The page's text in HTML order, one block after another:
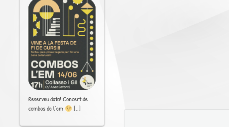
Reserveu data! Concert de
combos de l’em
[..]